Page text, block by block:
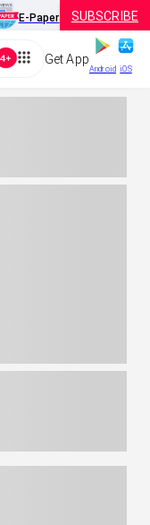
E-Paper SUBSCRIBE
Get App
Android iOS